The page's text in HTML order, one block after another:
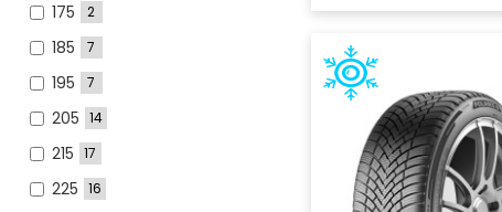
175 2
185 7
195 7
205 14
215 17
225 16